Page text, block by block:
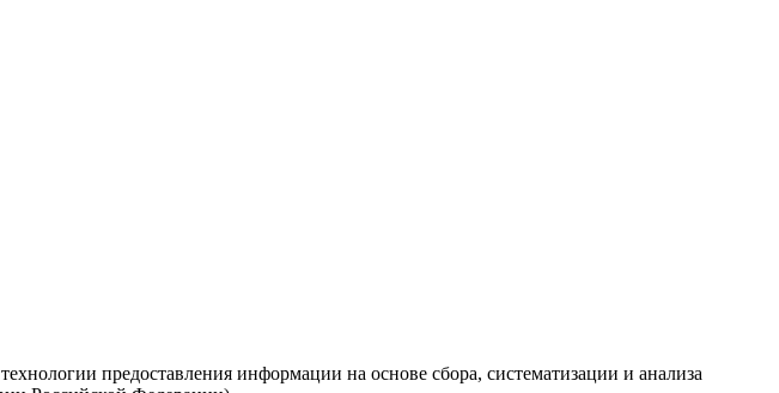
предоставления информации на основе сбора, систематизации и анализа